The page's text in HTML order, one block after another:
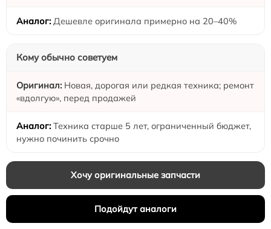
Дешевле оригинала примерно на 20–40%
Кому обычно советуем
Новая, дорогая или редкая техника; ремонт
«вдолгую», перед продажей
Техника старше 5 лет, ограниченный бюджет,
нужно починить срочно
Хочу оригинальные запчасти
Подойдут аналоги